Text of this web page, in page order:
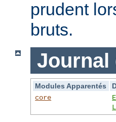
prudent
bruts.
Journal
Modules Apparentés
core